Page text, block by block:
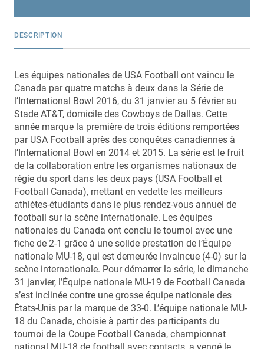
DESCRIPTION
Les équipes nationales de USA Football ont vaincu le
Canada par quatre matchs à deux dans la Série de
l’International Bowl 2016, du 31 janvier au 5 février au
Stade AT&T, domicile des Cowboys de Dallas. Cette
année marque la première de trois éditions remportées
par USA Football après des conquêtes canadiennes à
l’International Bowl en 2014 et 2015. La série est le fruit
de la collaboration entre les organismes nationaux de
régie du sport dans les deux pays (USA Football et
Football Canada), mettant en vedette les meilleurs
athlètes-étudiants dans le plus rendez-vous annuel de
football sur la scène internationale. Les équipes
nationales du Canada ont conclu le tournoi avec une
fiche de 2-1 grâce à une solide prestation de l’Équipe
nationale MU-18, qui est demeurée invaincue (4-0) sur la
scène internationale. Pour démarrer la série, le dimanche
31 janvier, l’Équipe nationale MU-19 de Football Canada
s’est inclinée contre une grosse équipe nationale des
États-Unis par la marque de 33-0. L’équipe nationale MU-
18 du Canada, choisie à partir des participants du
tournoi de la Coupe Football Canada, championnat